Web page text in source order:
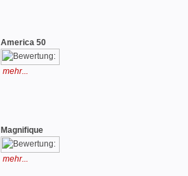
America 50
mehr...
Magnifique
mehr...